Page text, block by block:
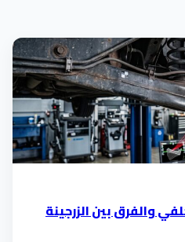
والفرق بين الزرجينة